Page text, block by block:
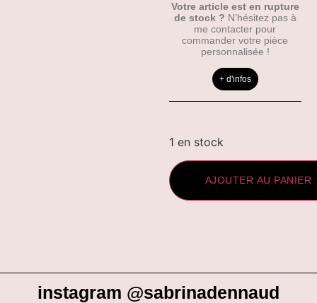
Votre article est en rupture
de stock ? N’hésitez pas à
me contacter pour
commander votre pièce
personnalisée !
+ d'infos
1 en stock
AJOUTER AU PANIER
instagram @sabrinadennaud